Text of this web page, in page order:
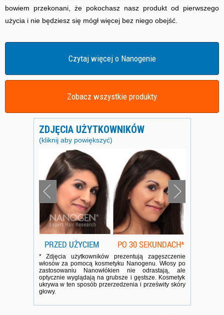
bowiem przekonani, że pokochasz nasz produkt od pierwszego
użycia i nie będziesz się mógł więcej bez niego obejść.
Czytaj więcej o Nanogenie
Zobacz wszystkie produkty
ZDJĘCIA UŻYTKOWNIKÓW
(kliknij aby powiększyć)
* Zdjęcia użytkowników prezentują zagęszczenie
włosów za pomocą kosmetyku Nanogenu. Włosy po
zastosowaniu Nanowłókien nie odrastają, ale
optycznie wyglądają na grubsze i gęstsze. Kosmetyk
ukrywa w ten sposób przerzedzenia i prześwity skóry
głowy.